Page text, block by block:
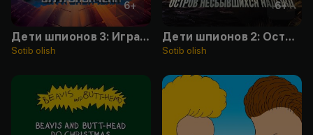
6+
Дети шпионов 3: Игра окончена
Sotib olish
6+
Дети шпионов 2: Остров несбывшихся надежд
Sotib olish